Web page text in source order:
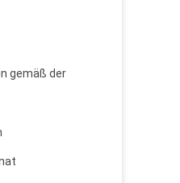
gemäß der